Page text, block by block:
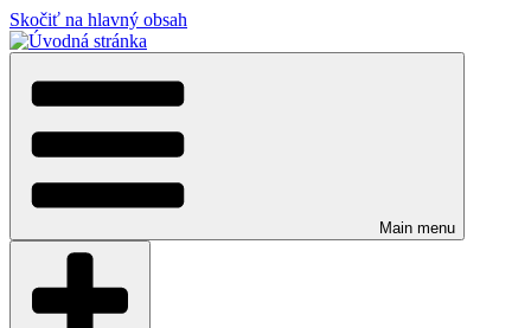
Skočiť na hlavný obsah
Main menu